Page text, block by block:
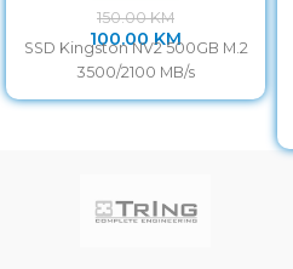
150.00KM
100.00KM
SSD Kingston NV2 500GB M.2
3500/2100 MB/s